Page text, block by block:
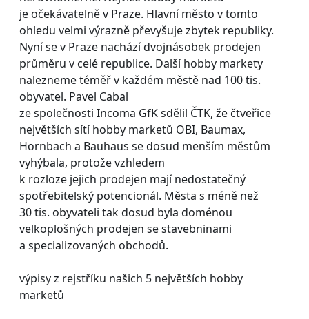
je očekávatelně v Praze. Hlavní město v tomto
ohledu velmi výrazně převyšuje zbytek republiky.
Nyní se v Praze nachází dvojnásobek prodejen
průměru v celé republice. Další hobby markety
nalezneme téměř v každém městě nad 100 tis.
obyvatel. Pavel Cabal
ze společnosti Incoma GfK sdělil ČTK, že čtveřice
největších sítí hobby marketů OBI, Baumax,
Hornbach a Bauhaus se dosud menším městům
vyhýbala, protože vzhledem
k rozloze jejich prodejen mají nedostatečný
spotřebitelský potencionál. Města s méně než
30 tis. obyvateli tak dosud byla doménou
velkoplošných prodejen se stavebninami
a specializovaných obchodů.
výpisy z rejstříku našich 5 největších hobby
marketů